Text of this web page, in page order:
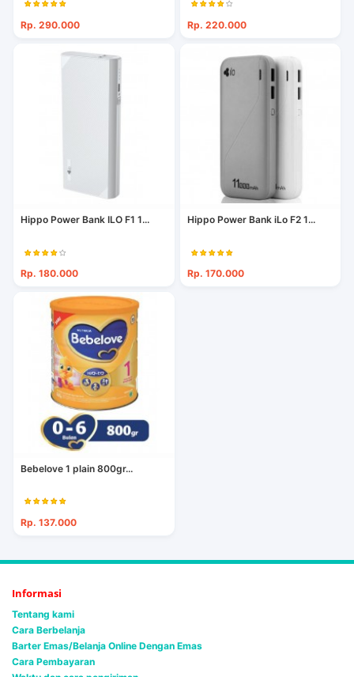
Rp. 290.000 Rp. 220.000
Hippo Power Bank ILO F1 1...
Rp. 180.000
Hippo Power Bank iLo F2 1...
Rp. 170.000
Bebelove 1 plain 800gr...
Rp. 137.000
Informasi
Tentang kami
Cara Berbelanja
Barter Emas/Belanja Online Dengan Emas
Cara Pembayaran